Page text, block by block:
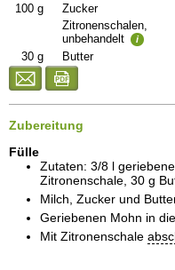
100 g
Zucker
Zitronenschalen,
unbehandelt
i
30 g Butter
Zubereitung
Fülle
Zutaten: 3/8 l
Zitronenschale, 30 g
Milch, Zucker und
Geriebenen Mohn in
Mit Zitronenschale